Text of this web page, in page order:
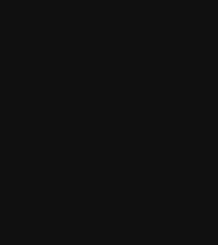
потрібну модель. Пропонуємо
Вас з усіх питань.